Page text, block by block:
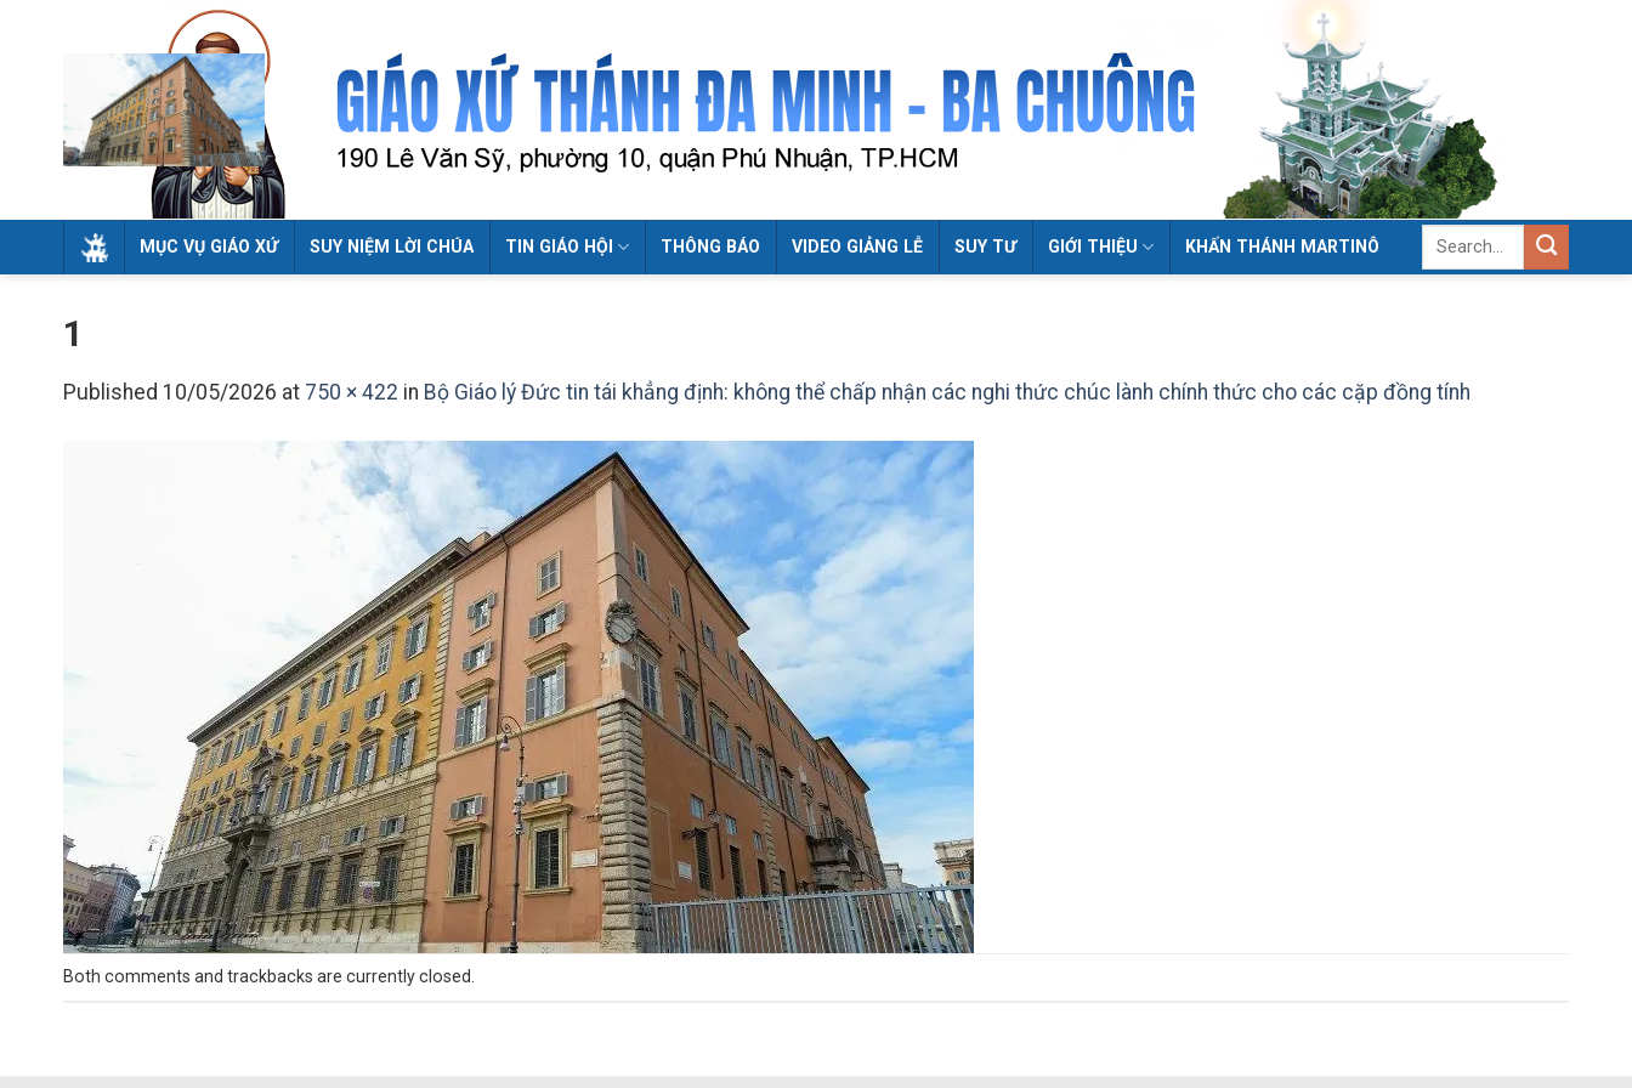
MỤC VỤ GIÁO XỨ SUY NIỆM LỜI CHÚA TIN GIÁO HỘI THÔNG BÁO VIDEO GIẢNG LỄ SUY TƯ GIỚI THIỆU KHẤN THÁNH MARTINÔ
1
Published 10/05/2026 at 750 × 422 in Bộ Giáo lý Đức tin tái khẳng định: không thể chấp nhận các nghi thức chúc lành chính thức cho các cặp đồng tính
Both comments and trackbacks are currently closed.